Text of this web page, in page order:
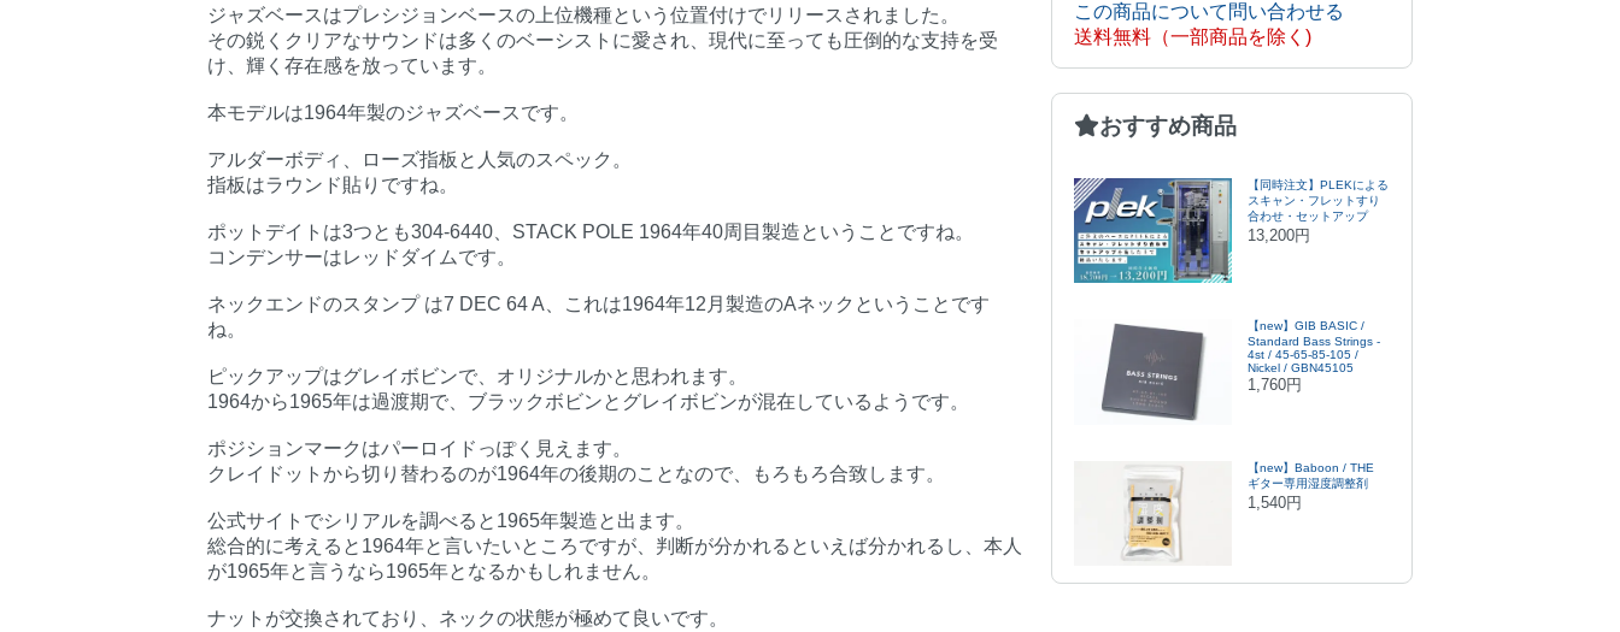
ジャズベースはプレシジョンベースの上位機種という位置付けでリリースされました。
その鋭くクリアなサウンドは多くのベーシストに愛され、現代に至っても圧倒的な支持を受
け、輝く存在感を放っています。
本モデルは1964年製のジャズベースです。
アルダーボディ、ローズ指板と人気のスペック。
指板はラウンド貼りですね。
ポットデイトは3つとも304-6440、STACK POLE 1964年40周目製造ということですね。
コンデンサーはレッドダイムです。
ネックエンドのスタンプ は7 DEC 64 A、これは1964年12月製造のAネックということです
ね。
ピックアップはグレイボビンで、オリジナルかと思われます。
1964から1965年は過渡期で、ブラックボビンとグレイボビンが混在しているようです。
ポジションマークはパーロイドっぽく見えます。
クレイドットから切り替わるのが1964年の後期のことなので、もろもろ合致します。
公式サイトでシリアルを調べると1965年製造と出ます。
総合的に考えると1964年と言いたいところですが、判断が分かれるといえば分かれるし、本人
が1965年と言うなら1965年となるかもしれません。
ナットが交換されており、ネックの状態が極めて良いです。
この商品について問い合わせる
送料無料（一部商品を除く)
おすすめ商品
【同時注文】PLEKによる
スキャン・フレットすり
合わせ・セットアップ
13,200円
【new】GIB BASIC /
Standard Bass Strings -
4st / 45-65-85-105 /
Nickel / GBN45105
1,760円
【new】Baboon / THE
ギター専用湿度調整剤
1,540円